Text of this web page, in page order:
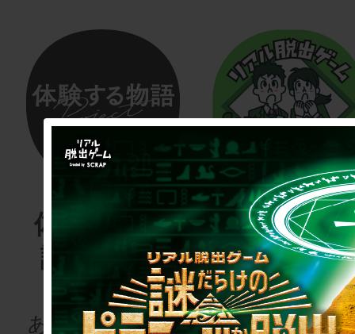
体験する物
語project
あなたも、物語
リアル脱
ゲーム
for